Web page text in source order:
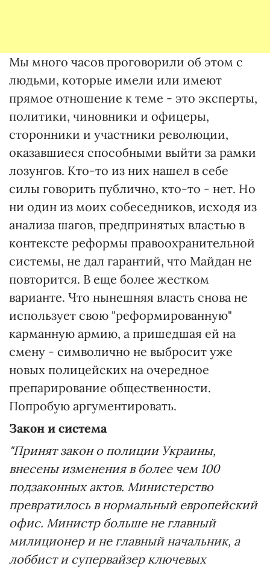
Мы много часов проговорили об этом с
людьми, которые имели или имеют
прямое отношение к теме - это эксперты,
политики, чиновники и офицеры,
сторонники и участники революции,
оказавшиеся способными выйти за рамки
лозунгов. Кто-то из них нашел в себе
силы говорить публично, кто-то - нет. Но
ни один из моих собеседников, исходя из
анализа шагов, предпринятых властью в
контексте реформы правоохранительной
системы, не дал гарантий, что Майдан не
повторится. В еще более жестком
варианте. Что нынешняя власть снова не
использует свою "реформированную"
карманную армию, а пришедшая ей на
смену - символично не выбросит уже
новых полицейских на очередное
препарирование общественности.
Попробую аргументировать.
Закон и система
"Принят закон о полиции Украины,
внесены изменения в более чем 100
подзаконных актов. Министерство
превратилось в нормальный европейский
офис. Министр больше не главный
милиционер и не главный начальник, а
лоббист и супервайзер ключевых